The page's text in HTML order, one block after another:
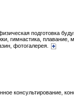
подготовка
гимнастика,
фотогалерея.
консультирование,